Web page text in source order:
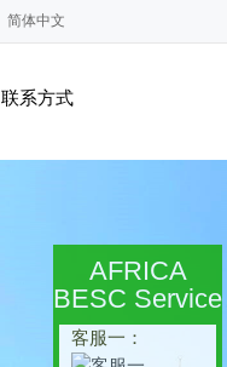
AFRICA
BESC Service
客服一：
简体中文
联系方式